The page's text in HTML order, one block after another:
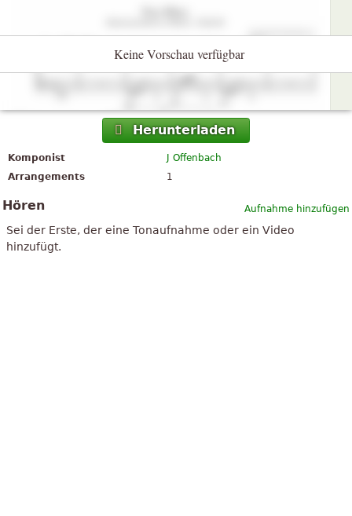
Keine Vorschau verfügbar
Herunterladen
Komponist
J Offenbach
Arrangements
1
Aufnahme hinzufügen
Hören
Sei der Erste, der eine Tonaufnahme oder ein Video
hinzufügt.